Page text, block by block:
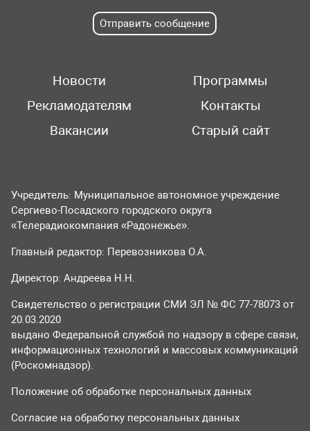
Отправить сообщение
Новости
Программы
Рекламодателям
Контакты
Вакансии
Старый сайт
Учредитель: Муниципальное автономное учреждение
Сергиево-Посадского городского округа
«Телерадиокомпания «Радонежье».
Главный редактор: Перевозникова О.А.
Директор: Андреева Н.Н.
Свидетельство о регистрации СМИ ЭЛ № ФС 77-78073 от
20.03.2020
выдано Федеральной службой по надзору в сфере связи,
информационных технологий и массовых коммуникаций
(Роскомнадзор).
Положение об обработке персональных данных
Согласие на обработку персональных данных